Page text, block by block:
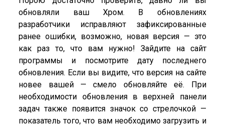
обновляли ваш Хром. В обновлениях
разработчики исправляют зафиксированные
ранее ошибки, возможно, новая версия — это
как раз то, что вам нужно! Зайдите на сайт
программы и посмотрите дату последнего
обновления. Если вы видите, что версия на сайте
новее вашей — смело обновляйте её. При
необходимости обновления в верхней панели
задач также появится значок со стрелочкой —
показатель того, что вам необходимо загрузить и